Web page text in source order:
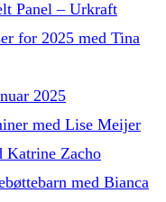
Panel – Urkraft
for 2025 med Tina
2025
med Lise Meijer
Katrine Zacho
med Bianca